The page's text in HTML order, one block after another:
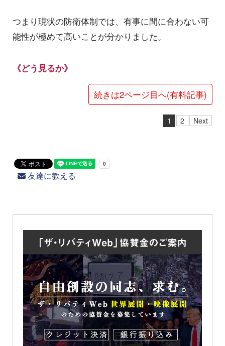
つまり現状の防衛体制では、有事に間に合わない可
能性が極めて高いことが分かりました。
《どう見るか》
続きは2ページ目へ(有料記事)
1 2 Next
友達に教える